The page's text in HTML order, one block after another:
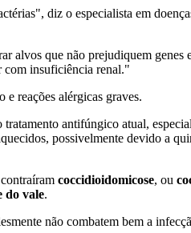
diz o especialista em
alvos que não prejudiquem
com insuficiência renal."
reações alérgicas graves.
antifúngico atual,
possivelmente devido a
coccidioidomicose, ou
do vale.
não combatem bem a